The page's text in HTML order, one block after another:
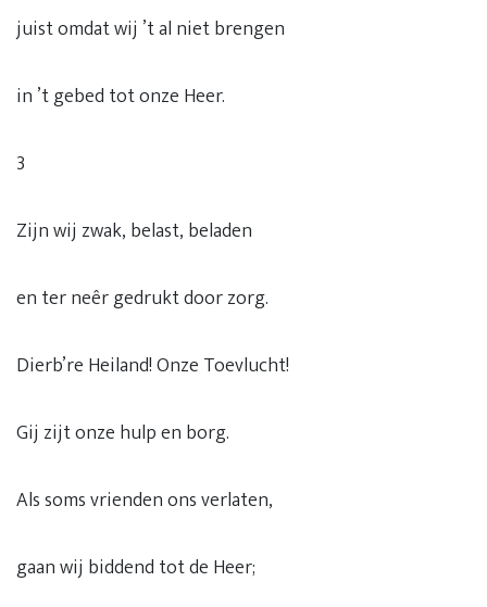
juist omdat wij ’t al niet brengen
in ’t gebed tot onze Heer.
3
Zijn wij zwak, belast, beladen
en ter neêr gedrukt door zorg.
Dierb’re Heiland! Onze Toevlucht!
Gij zijt onze hulp en borg.
Als soms vrienden ons verlaten,
gaan wij biddend tot de Heer;